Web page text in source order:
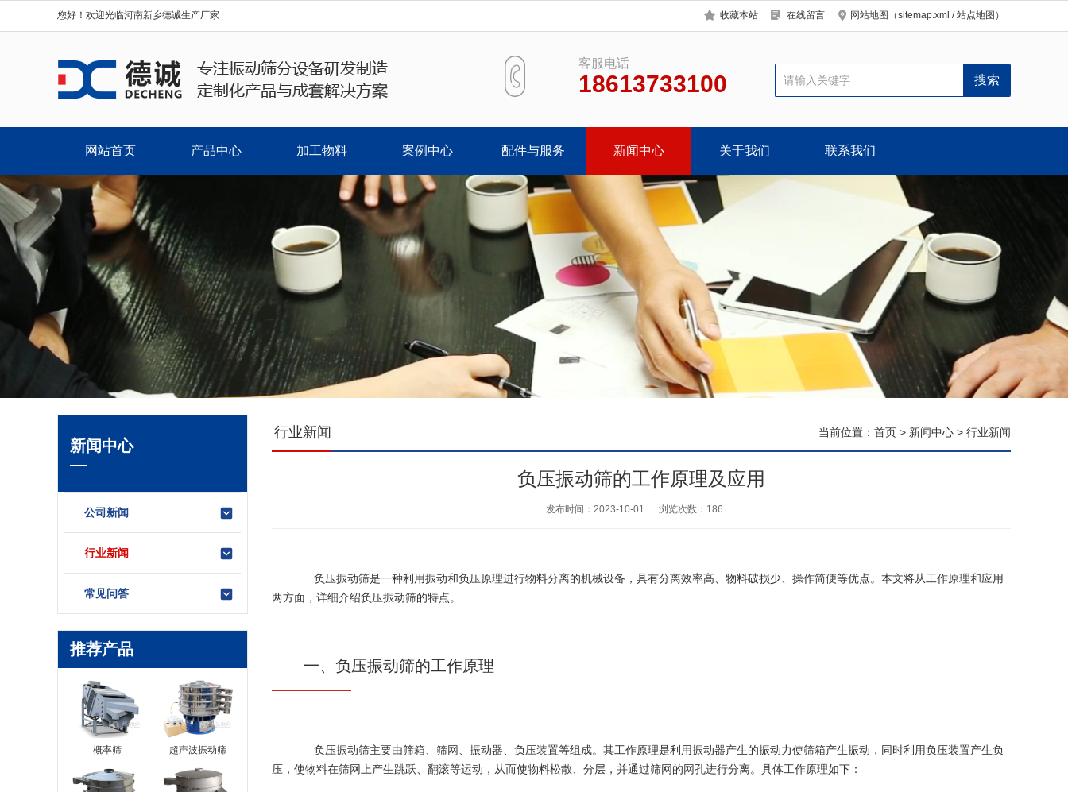
您好！欢迎光临河南新乡德诚生产厂家 收藏本站 在线留言 网站地图（sitemap.xml /站点地图 ）
客服电话
18613733100
网站首页 产品中心 加工物料 案例中心 配件与服务 新闻中心 关于我们 联系我们
新闻中心
公司新闻
行业新闻
常见问答
推荐产品
概率筛 超声波振动筛
当前位置： 首页 > 新闻中心 > 行业新闻
行业新闻
负压振动筛的工作原理及应用
发布时间：2023-10-01 浏览次数： 186
负压振动筛是一种利用振动和负压原理进行物料分离的机械设备，具有分离效率高、物料破损少、操作简便等优点。本文将从工作原理和应用
两方面，详细介绍负压振动筛的特点。
一、负压振动筛的工作原理
负压振动筛主要由筛箱、筛网、振动器、负压装置等组成。其工作原理是利用振动器产生的振动力使筛箱产生振动，同时利用负压装置产生负
压，使物料在筛网上产生跳跃、翻滚等运动，从而使物料松散、分层，并通过筛网的网孔进行分离。具体工作原理如下：